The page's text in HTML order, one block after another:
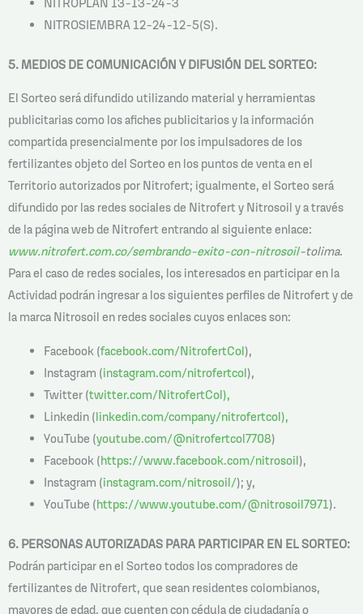
NITROSIEMBRA 12-24-12-5(S).
5. MEDIOS DE COMUNICACIÓN Y DIFUSIÓN DEL SORTEO:
El Sorteo será difundido utilizando material y herramientas
publicitarias como los afiches publicitarios y la información
compartida presencialmente por los impulsadores de los
fertilizantes objeto del Sorteo en los puntos de venta en el
Territorio autorizados por Nitrofert; igualmente, el Sorteo será
difundido por las redes sociales de Nitrofert y Nitrosoil y a través
de la página web de Nitrofert entrando al siguiente enlace:
www.nitrofert.com.co/sembrando-exito-con-nitrosoil-tolima.
Para el caso de redes sociales, los interesados en participar en la
Actividad podrán ingresar a los siguientes perfiles de Nitrofert y de
la marca Nitrosoil en redes sociales cuyos enlaces son:
Facebook (facebook.com/NitrofertCol),
Instagram (instagram.com/nitrofertcol),
Twitter (twitter.com/NitrofertCol),
Linkedin (linkedin.com/company/nitrofertcol),
YouTube (youtube.com/@nitrofertcol7708)
Facebook (https://www.facebook.com/nitrosoil),
Instagram (instagram.com/nitrosoil/); y,
YouTube (https://www.youtube.com/@nitrosoil7971).
6. PERSONAS AUTORIZADAS PARA PARTICIPAR EN EL SORTEO:
Podrán participar en el Sorteo todos los compradores de
fertilizantes de Nitrofert, que sean residentes colombianos,
mayores de edad, que cuenten con cédula de ciudadanía o